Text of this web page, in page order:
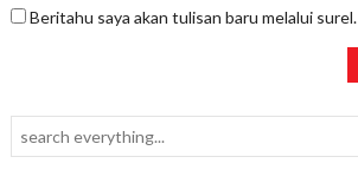
Beritahu saya akan tulisan baru melalui surel.